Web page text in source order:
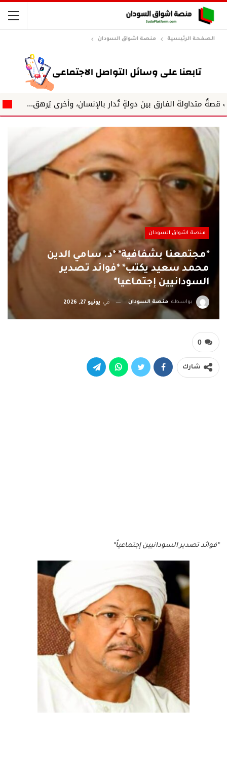
الصفحة الرئيسية منصة اشواق السودان
بين دولةٍ تُدار بالإنسان، وأخرى يُرهق... جلال الدين
منصة اشواق السودان
*مجتمعنا بشفافية* *د. سامي الدين
محمد سعيد يكتب* *فوائد تصدير
السودانيين إجتماعيا*
بواسطة منصة السودان في يونيو 27, 2026
0
شارك
*فوائد تصدير السودانيين إجتماعياً*